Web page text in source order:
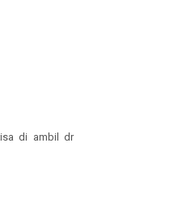
di ambil dr